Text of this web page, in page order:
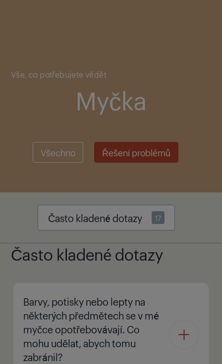
Vše, co potřebujete vědět
Myčka
Všechno Řešení problémů
Často kladené dotazy 17
Často kladené dotazy
Barvy, potisky nebo lepty na
některých předmětech se v mé
myčce opotřebovávají. Co
mohu udělat, abych tomu
zabránil?